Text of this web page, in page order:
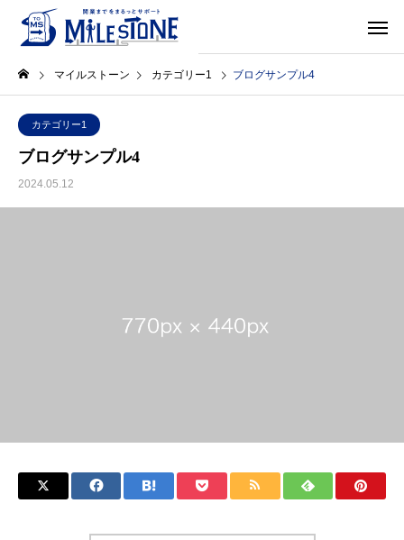
マイルストーン カテゴリー1 ブログサンプル4
カテゴリー1
ブログサンプル4
2024.05.12